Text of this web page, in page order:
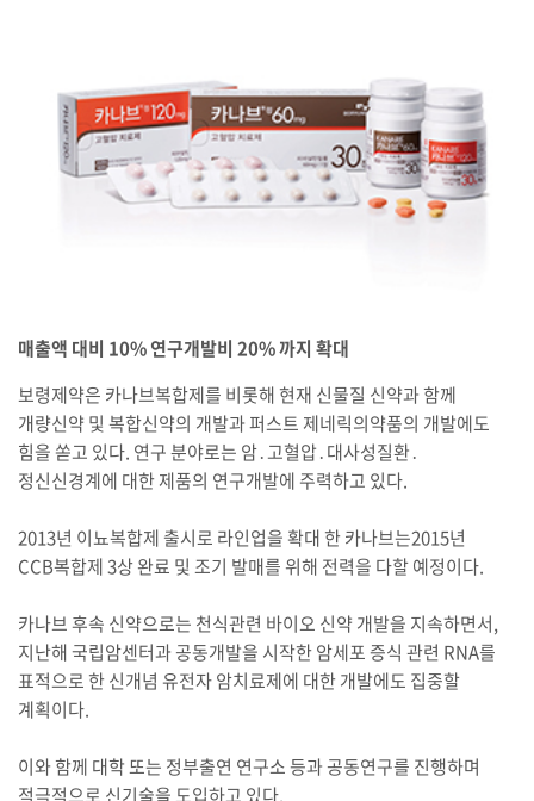
매출액 대비 10% 연구개발비 20% 까지 확대
보령제약은 카나브복합제를 비롯해 현재 신물질 신약과 함께
개량신약 및 복합신약의 개발과 퍼스트 제네릭의약품의 개발에도
힘을 쏟고 있다. 연구 분야로는 암․고혈압․대사성질환․
정신신경계에 대한 제품의 연구개발에 주력하고 있다.
2013년 이뇨복합제 출시로 라인업을 확대 한 카나브는2015년
CCB복합제 3상 완료 및 조기 발매를 위해 전력을 다할 예정이다.
카나브 후속 신약으로는 천식관련 바이오 신약 개발을 지속하면서,
지난해 국립암센터과 공동개발을 시작한 암세포 증식 관련 RNA를
표적으로 한 신개념 유전자 암치료제에 대한 개발에도 집중할
계획이다.
이와 함께 대학 또는 정부출연 연구소 등과 공동연구를 진행하며
적극적으로 신기술을 도입하고 있다.